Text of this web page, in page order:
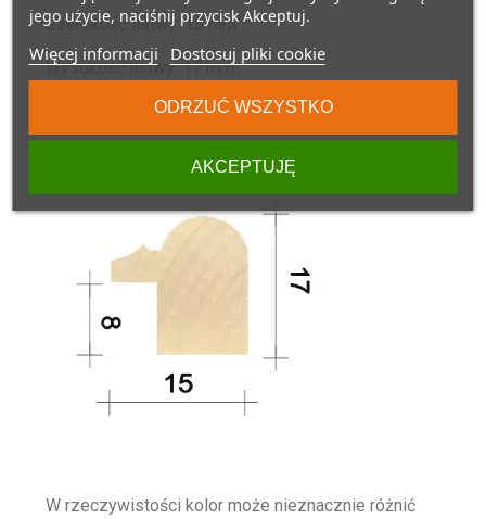
Szerokość listwy: 15 mm
Wysokość listwy: 17 mm
Głębokość w felcu: 8 mm
W rzeczywistości kolor może nieznacznie różnić
jego użycie, naciśnij przycisk Akceptuj.
Więcej informacji Dostosuj pliki cookie
ODRZUĆ WSZYSTKO
AKCEPTUJĘ